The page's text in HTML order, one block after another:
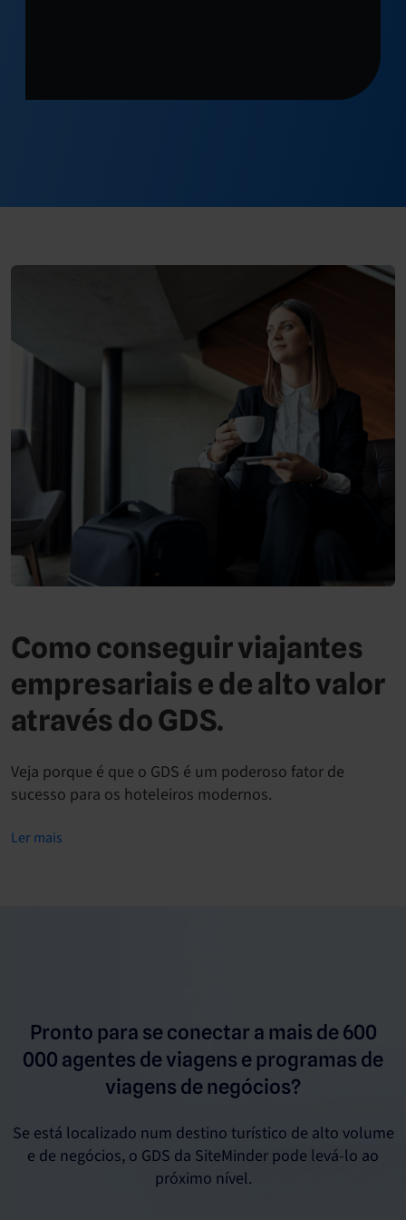
Como conseguir viajantes
empresariais e de alto valor
através do GDS.
Veja porque é que o GDS é um poderoso fator de
sucesso para os hoteleiros modernos.
Ler mais
Pronto para se conectar a mais de 600
000 agentes de viagens e programas de
viagens de negócios?
Se está localizado num destino turístico de alto volume
e de negócios, o GDS da SiteMinder pode levá-lo ao
próximo nível.